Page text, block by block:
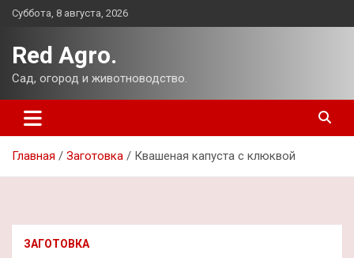
Перейти
Суббота, 8 августа, 2026
Red Agro.
Сад, огород и животноводство.
Главная Заготовка Квашеная капуста с клюквой
ЗАГОТОВКА